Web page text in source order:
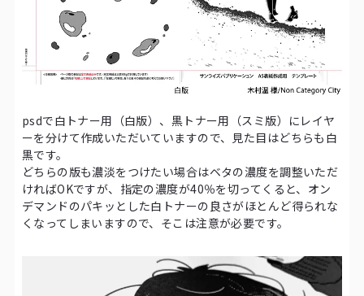
psdで白トナー用（白版）、黒トナー用（スミ版）にレイヤ
ーを分けて作成いただいていますので、見た目はどちらも白
黒です。
どちらの版も濃淡をつけたい場合はベタの濃度を調整いただ
ければOKですが、指定の濃度が40％を切ってくると、オン
デマンドのパキッとした白トナーの良さがほとんど得られな
くなってしまいますので、そこは注意が必要です。